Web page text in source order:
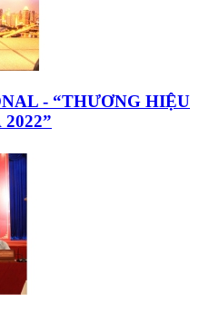
- “THƯƠNG HIỆU